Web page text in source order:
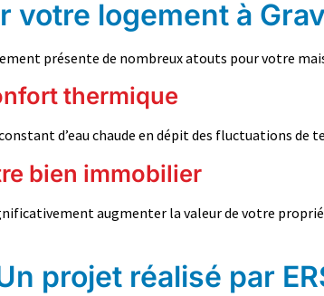
votre logement à
présente de nombreux atouts pour votre
thermique
d’eau chaude en dépit des fluctuations
bien immobilier
augmenter la valeur de votre
projet réalisé par